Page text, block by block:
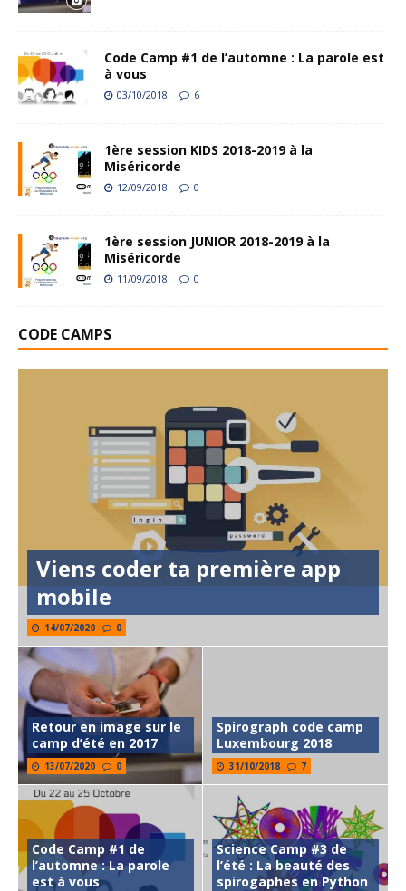
Code Camp #1 de l’automne : La parole est
à vous
03/10/2018 6
1ère session KIDS 2018-2019 à la
Miséricorde
12/09/2018 0
1ère session JUNIOR 2018-2019 à la
Miséricorde
11/09/2018 0
CODE CAMPS
Viens coder ta première app
mobile
14/07/2020 0
Retour en image sur le
camp d’été en 2017
13/07/2020 0
Spirograph code camp
Luxembourg 2018
31/10/2018 7
Code Camp #1 de
l’automne : La parole
est à vous
Science Camp #3 de
l’été : La beauté des
spirogaphes en Python